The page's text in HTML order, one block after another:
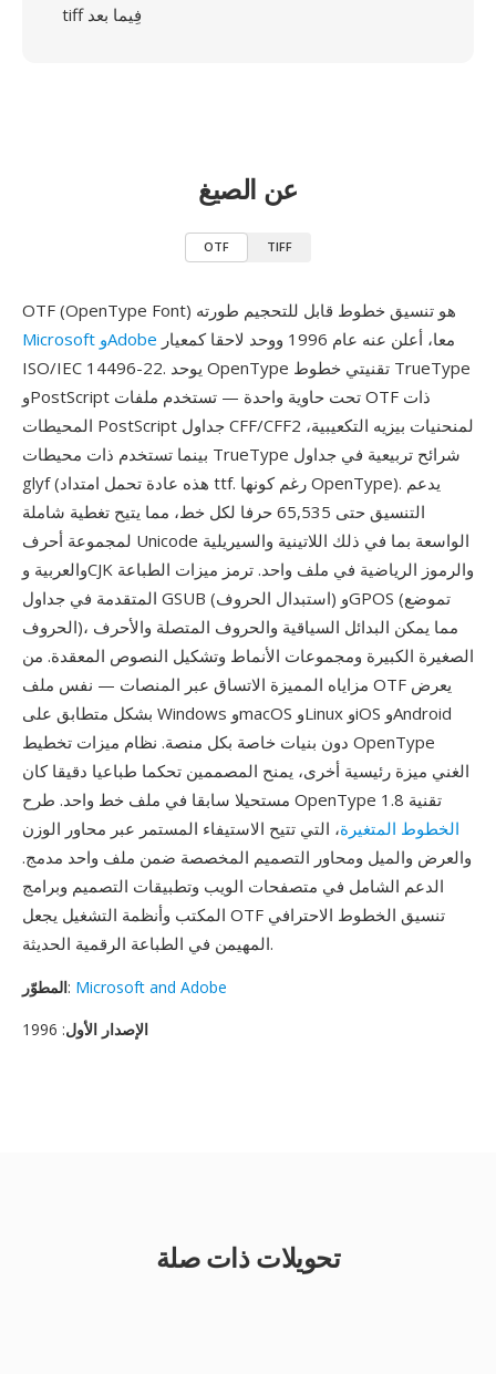
tiff فِيما بعد
عن الصيغ
OTF TIFF
OTF (OpenType Font) هو تنسيق خطوط قابل للتحجيم طورته
Microsoft وAdobe
ISO/IEC 14496-22. يوحد OpenType تقنيتي خطوط TrueType
وPostScript تحت حاوية واحدة — تستخدم ملفات OTF ذات
المحيطات PostScript جداول CFF/CFF2 لمنحنيات بيزيه التكعيبية،
بينما تستخدم ذات محيطات TrueType شرائح تربيعية في جداول
glyf (هذه عادة تحمل امتداد ttf. رغم كونها OpenType). يدعم
التنسيق حتى 65,535 حرفا لكل خط، مما يتيح تغطية شاملة
لمجموعة أحرف Unicode الواسعة بما في ذلك اللاتينية والسيريلية
والعربية وCJK والرموز الرياضية في ملف واحد. ترمز ميزات الطباعة
المتقدمة في جداول GSUB (استبدال الحروف) وGPOS (تموضع
الحروف)، مما يمكن البدائل السياقية والحروف المتصلة والأحرف
الصغيرة الكبيرة ومجموعات الأنماط وتشكيل النصوص المعقدة. من
مزاياه المميزة الاتساق عبر المنصات — نفس ملف OTF يعرض
بشكل متطابق على Windows وmacOS وLinux وiOS وAndroid
دون بنيات خاصة بكل منصة. نظام ميزات تخطيط OpenType
الغني ميزة رئيسية أخرى، يمنح المصممين تحكما طباعيا دقيقا كان
مستحيلا سابقا في ملف خط واحد. طرح OpenType 1.8 تقنية
الخطوط المتغيرة، التي تتيح الاستيفاء المستمر عبر محاور الوزن
والعرض والميل ومحاور التصميم المخصصة ضمن ملف واحد مدمج.
الدعم الشامل في متصفحات الويب وتطبيقات التصميم وبرامج
المكتب وأنظمة التشغيل يجعل OTF تنسيق الخطوط الاحترافي
المهيمن في الطباعة الرقمية الحديثة.
المطوّر: Microsoft and Adobe
الإصدار الأول: 1996
تحويلات ذات صلة